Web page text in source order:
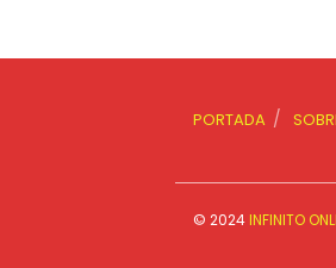
PORTADA
© 2024INFINITO